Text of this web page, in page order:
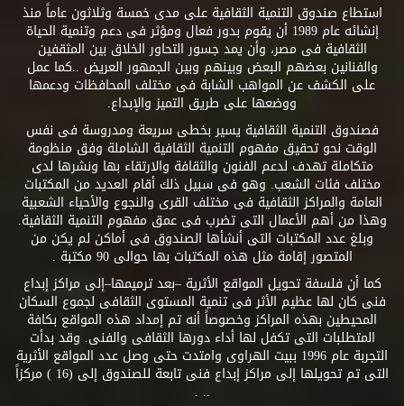
استطاع صندوق التنمية الثقافية على مدى خمسة وثلاثون عاماً منذ
إنشائه عام 1989 أن يقوم بدور فعال ومؤثر فى دعم وتنمية الحياة
الثقافية فى مصر، وأن يمد جسور التحاور الخلاق بين المثقفين
والفنانين بعضهم البعض وبينهم وبين الجمهور العريض ..كما عمل
على الكشف عن المواهب الشابة فى مختلف المحافظات ودعمها
ووضعها على طريق التميز والإبداع.
فصندوق التنمية الثقافية يسير بخطى سريعة ومدروسة فى نفس
الوقت نحو تحقيق مفهوم التنمية الثقافية الشاملة وفق منظومة
متكاملة تهدف لدعم الفنون والثقافة والارتقاء بها ونشرها لدى
مختلف فئات الشعب. وهو فى سبيل ذلك أقام العديد من المكتبات
العامة والمراكز الثقافية فى مختلف القرى والنجوع والأحياء الشعبية
وهذا من أهم الأعمال التى تضرب فى عمق مفهوم التنمية الثقافية.
وبلغ عدد المكتبات التى أنشأها الصندوق فى أماكن لم يكن من
المتصور إقامة مثل هذه المكتبات بها حوالى 90 مكتبة .
كما أن فلسفة تحويل المواقع الأثرية –بعد ترميمها–إلى مراكز إبداع
فنى كان لها عظيم الأثر فى تنمية المستوى الثقافى لجموع السكان
المحيطين بهذه المراكز وخصوصاً أنه تم إمداد هذه المواقع بكافة
المتطلبات التى تكفل لها أداء دورها الثقافى والفنى. وقد بدأت
التجربة عام 1996 ببيت الهراوى وامتدت حتى وصل عدد المواقع الأثرية
التى تم تحويلها إلى مراكز إبداع فنى تابعة للصندوق إلى (16 ) مركزاً
.. .